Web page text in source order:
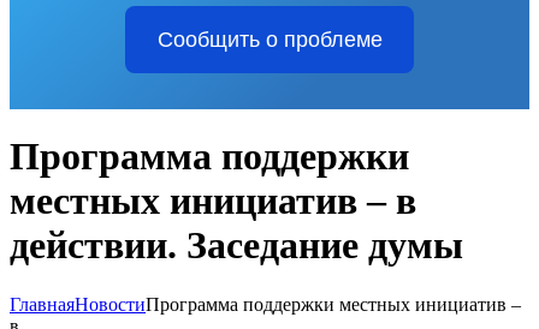
Сообщить о проблеме
Программа поддержки
местных инициатив – в
действии. Заседание думы
ГлавнаяНовостиПрограмма поддержки местных инициатив –